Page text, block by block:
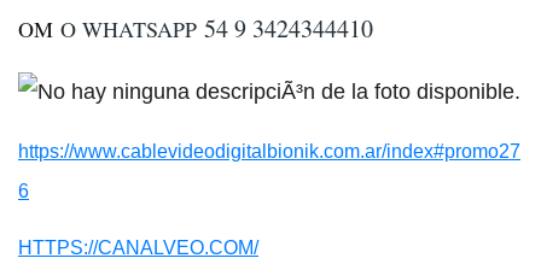
OM O WHATSAPP 54 9 3424344410
https://www.cablevideodigitalbionik.com.ar/index#promo27
6
HTTPS://CANALVEO.COM/